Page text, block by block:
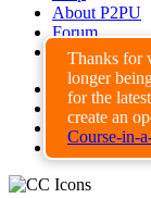
Thanks for
longer
for the
create an
Course-in-
About P2PU
Forum
Found a Bug?
Creative
Share-Alike
Privacy
Terms of Use